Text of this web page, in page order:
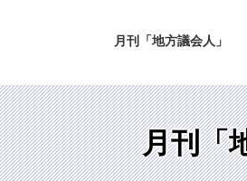
月刊「地方議会人」
月刊「